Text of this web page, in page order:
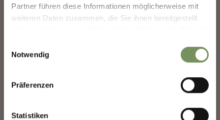
Partner führen diese Informationen möglicherweise mit
weiteren Daten zusammen, die Sie ihnen bereitgestellt
Notwendig
Präferenzen
Statistiken
SEILBAHNKARTE
Deine Meinung zählt. Scannen, teilen, bewegen.